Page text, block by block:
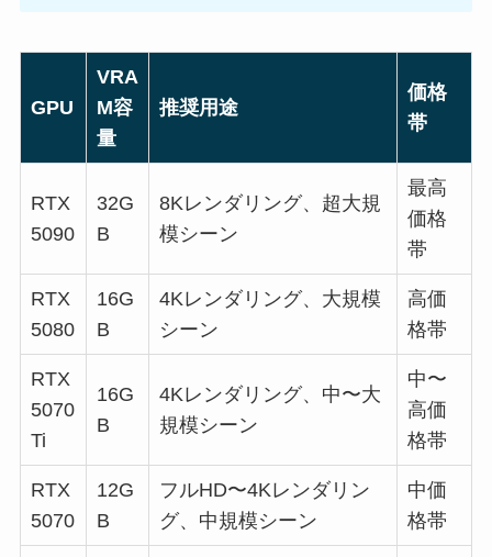
GPU
VRA
M容
量
推奨用途
価格
帯
RTX
5090
32G
B
8Kレンダリング、超大規
模シーン
最高
価格
帯
RTX
5080
16G
B
4Kレンダリング、大規模
シーン
高価
格帯
RTX
5070
Ti
16G
B
4Kレンダリング、中〜大
規模シーン
中〜
高価
格帯
RTX
5070
12G
B
フルHD〜4Kレンダリン
グ、中規模シーン
中価
格帯